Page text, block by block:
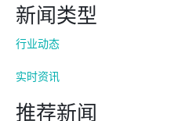
新闻中心
关于我们
新闻类型
行业动态
实时资讯
推荐新闻